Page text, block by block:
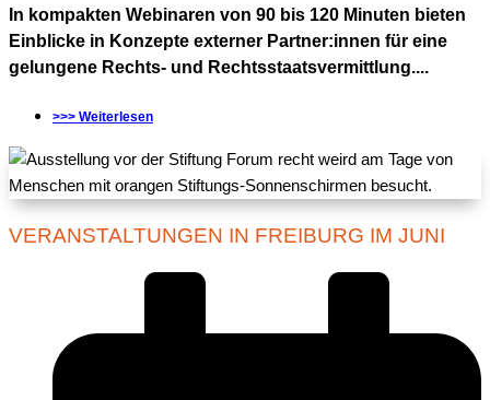
In kompakten Webinaren von 90 bis 120 Minuten bieten
Einblicke in Konzepte externer Partner:innen für eine
gelungene Rechts- und Rechtsstaatsvermittlung....
>>> Weiterlesen
VERANSTALTUNGEN IN FREIBURG IM JUNI